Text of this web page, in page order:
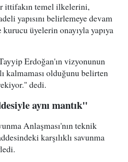
ittifakın temel ilkelerini,
yapısını belirlemeye devam
üyelerin onayıyla yapıya
Erdoğan'ın vizyonunun
kalmaması olduğunu belirten
dedi.
aynı mantık"
Anlaşması'nın teknik
karşılıklı savunma